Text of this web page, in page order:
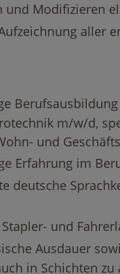
und Modifizieren
aller
m/w/d,
und
Erfahrung im
deutsche
und
Ausdauer
in Schichten zu